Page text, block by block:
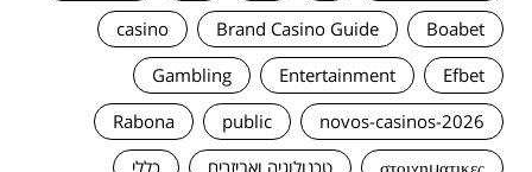
Boabet
Brand Casino Guide
casino
Efbet
Entertainment
Gambling
novos-casinos-2026
public
Rabona
στοιχηματικες
טכנולוגיה ואביזרים
כללי